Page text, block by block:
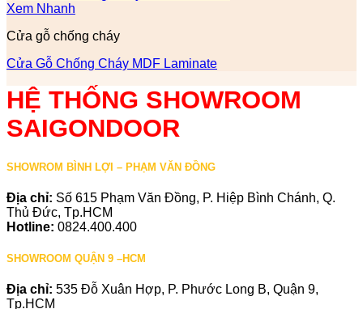
Xem Nhanh
Cửa gỗ chống cháy
Cửa Gỗ Chống Cháy MDF Laminate
HỆ THỐNG SHOWROOM
SAIGONDOOR
SHOWROM BÌNH LỢI – PHẠM VĂN ĐỒNG
Địa chỉ: Số 615 Phạm Văn Đồng, P. Hiệp Bình Chánh, Q.
Thủ Đức, Tp.HCM
Hotline: 0824.400.400
SHOWROOM QUẬN 9 –HCM
Địa chỉ: 535 Đỗ Xuân Hợp, P. Phước Long B, Quận 9,
Tp.HCM